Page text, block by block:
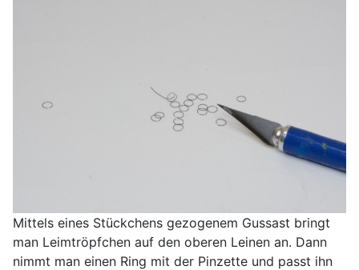
Mittels eines Stückchens gezogenem Gussast bringt
man Leimtröpfchen auf den oberen Leinen an. Dann
nimmt man einen Ring mit der Pinzette und passt ihn